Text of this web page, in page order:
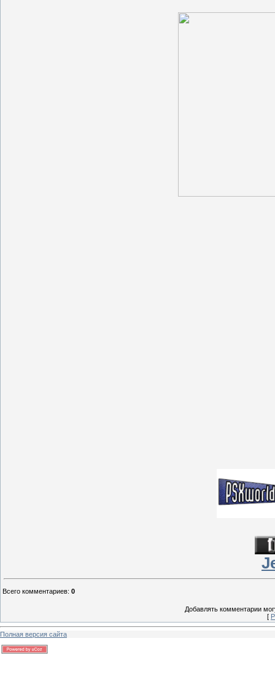
Всего комментариев: 0
Добавлять комментарии
[
Полная версия сайта